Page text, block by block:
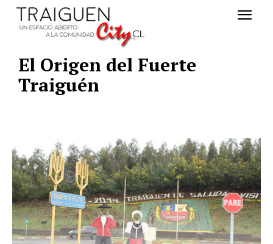
El Origen del Fuerte
Traiguén